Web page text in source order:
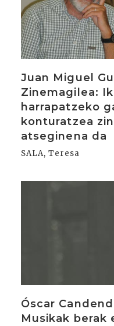
Juan Miguel
Zinemagilea:
harrapatzeko
konturatzea
atseginena da
SALA, Teresa
Óscar
Musikak berak